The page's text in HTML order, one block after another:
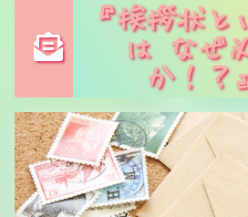
『挨拶状と
は なぜ
か！？